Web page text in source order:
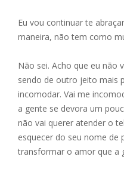
Eu vou continuar te
maneira, não tem como
Não sei. Acho que eu não
sendo de outro jeito mais
incomodar. Vai me
a gente se devora um
não vai querer atender o
esquecer do seu nome de
transformar o amor que a